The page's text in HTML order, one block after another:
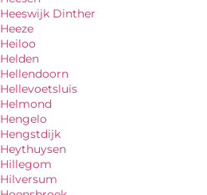
Heeswijk Dinther
Heeze
Heiloo
Helden
Hellendoorn
Hellevoetsluis
Helmond
Hengelo
Hengstdijk
Heythuysen
Hillegom
Hilversum